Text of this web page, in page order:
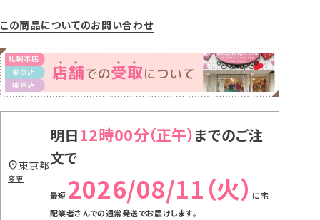
この商品についてのお問い合わせ
明日12時00分
までのご注
文で
2026/08/11（火） に宅
配業者さんでの通常発送でお届けします。
東京都
変更